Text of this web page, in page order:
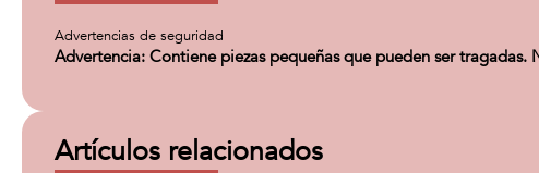
Advertencias de seguridad
Advertencia: Contiene piezas pequeñas que pueden ser tragadas.
Artículos relacionados